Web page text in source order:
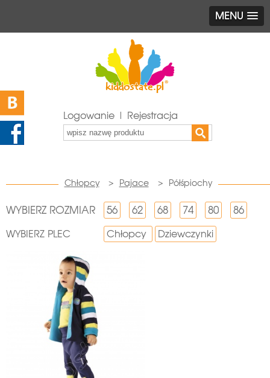
MENU
Logowanie | Rejestracja
Chłopcy > Pajace > Półśpiochy
WYBIERZ ROZMIAR 56 62 68 74 80 86
WYBIERZ PLEC Chłopcy Dziewczynki